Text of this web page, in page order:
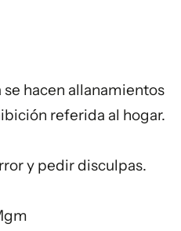
hacen allanamientos
referida al hogar.
y pedir disculpas.